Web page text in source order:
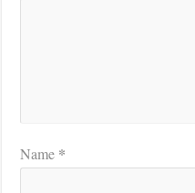
Name *